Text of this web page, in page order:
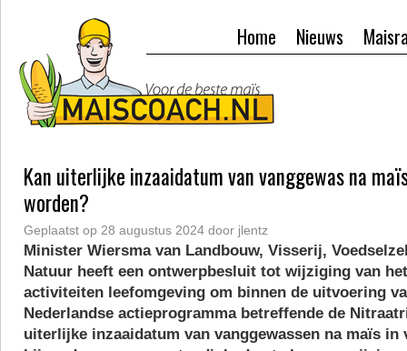
Nieuws
Home
Kan uiterlijke inzaaidatum van vanggewas na
worden?
Geplaatst op 28 augustus 2024 door jlentz
Minister Wiersma van Landbouw, Visserij,
Natuur heeft een ontwerpbesluit tot wijziging van
activiteiten leefomgeving om binnen de uitvoering
Nederlandse actieprogramma betreffende de
uiterlijke inzaaidatum van vanggewassen na maïs in